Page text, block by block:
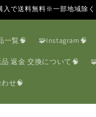
入で送料無料※一部地域除く
一覧🧠 🧩Instagram🧠
品 返金 交換について🧠
せ🧠